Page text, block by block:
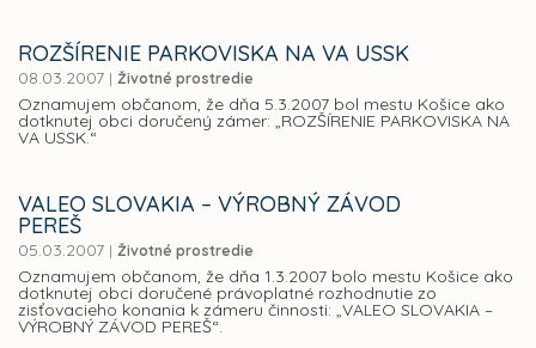
ROZŠÍRENIE PARKOVISKA NA VA USSK
08.03.2007 | Životné prostredie
Oznamujem občanom, že dňa 5.3.2007 bol mestu Košice ako
dotknutej obci doručený zámer: „ROZŠÍRENIE PARKOVISKA NA
VA USSK.“
VALEO SLOVAKIA – VÝROBNÝ ZÁVOD
PEREŠ
05.03.2007 | Životné prostredie
Oznamujem občanom, že dňa 1.3.2007 bolo mestu Košice ako
dotknutej obci doručené právoplatné rozhodnutie zo
zisťovacieho konania k zámeru činnosti: „VALEO SLOVAKIA –
VÝROBNÝ ZÁVOD PEREŠ“.